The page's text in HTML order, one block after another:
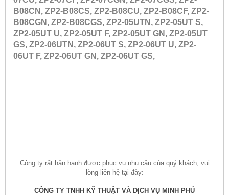
B08CN, ZP2-B08CS, ZP2-B08CU, ZP2-B08CF, ZP2-
B08CGN, ZP2-B08CGS, ZP2-05UTN, ZP2-05UT S,
ZP2-05UT U, ZP2-05UT F, ZP2-05UT GN, ZP2-05UT
GS, ZP2-06UTN, ZP2-06UT S, ZP2-06UT U, ZP2-
06UT F, ZP2-06UT GN, ZP2-06UT GS,
Công ty rất hân hạnh được phục vụ nhu cầu của quý khách, vui
lòng liên hệ tại đây:
CÔNG TY TNHH KỸ THUẬT VÀ DỊCH VỤ MINH PHÚ